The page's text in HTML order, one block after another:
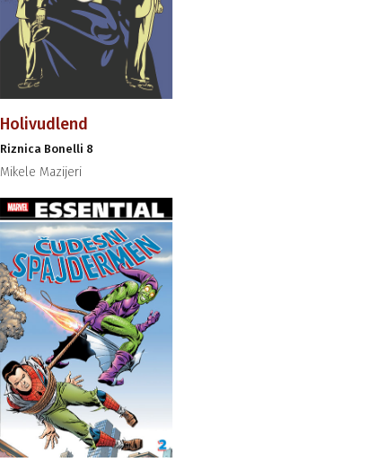
Holivudlend
Riznica Bonelli 8
Mikele Mazijeri